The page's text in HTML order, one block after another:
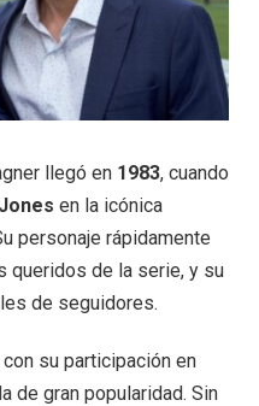
llegó en 1983, cuando
en la icónica
personaje rápidamente
queridos de la serie, y su
de seguidores.
su participación en
de gran popularidad. Sin